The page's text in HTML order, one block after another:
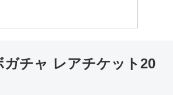
チャ レアチケット20